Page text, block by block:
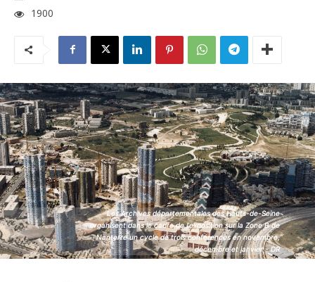
1900
Les Archives départementales des Hauts-de-Seine
organisent dans le cadre de l'exposition sur la Zone B de
Nanterre un cycle de trois conférences en novembre,
décembre et janvier - DR
Les Archives départementales des Hauts-de-Seine
organisent dans le cadre de l'exposition sur la Zone B de
Nanterre un cycle de trois conférences en novembre,
décembre et janvier - DR